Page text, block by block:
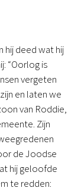
hij deed wat hij
“Oorlog is
vergeten
en laten we
van Roddie,
Zijn
de Joodse
hij geloofde
te redden: